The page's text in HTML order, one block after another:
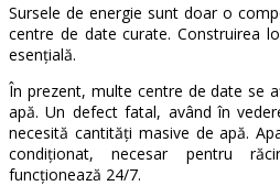
Sursele de energie sunt doar o
centre de date curate. Construirea
esențială.
În prezent, multe centre de date se
apă. Un defect fatal, având în
necesită cantități masive de apă.
condiționat, necesar pentru
funcționează 24/7.